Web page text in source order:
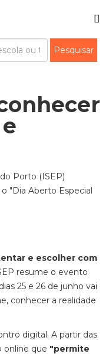
Porto (ISEP)
"Dia Aberto Especial
e escolher com
resume o evento
25 e 26 de junho vai
conhecer a realidade
digital. A partir das
online que "permite